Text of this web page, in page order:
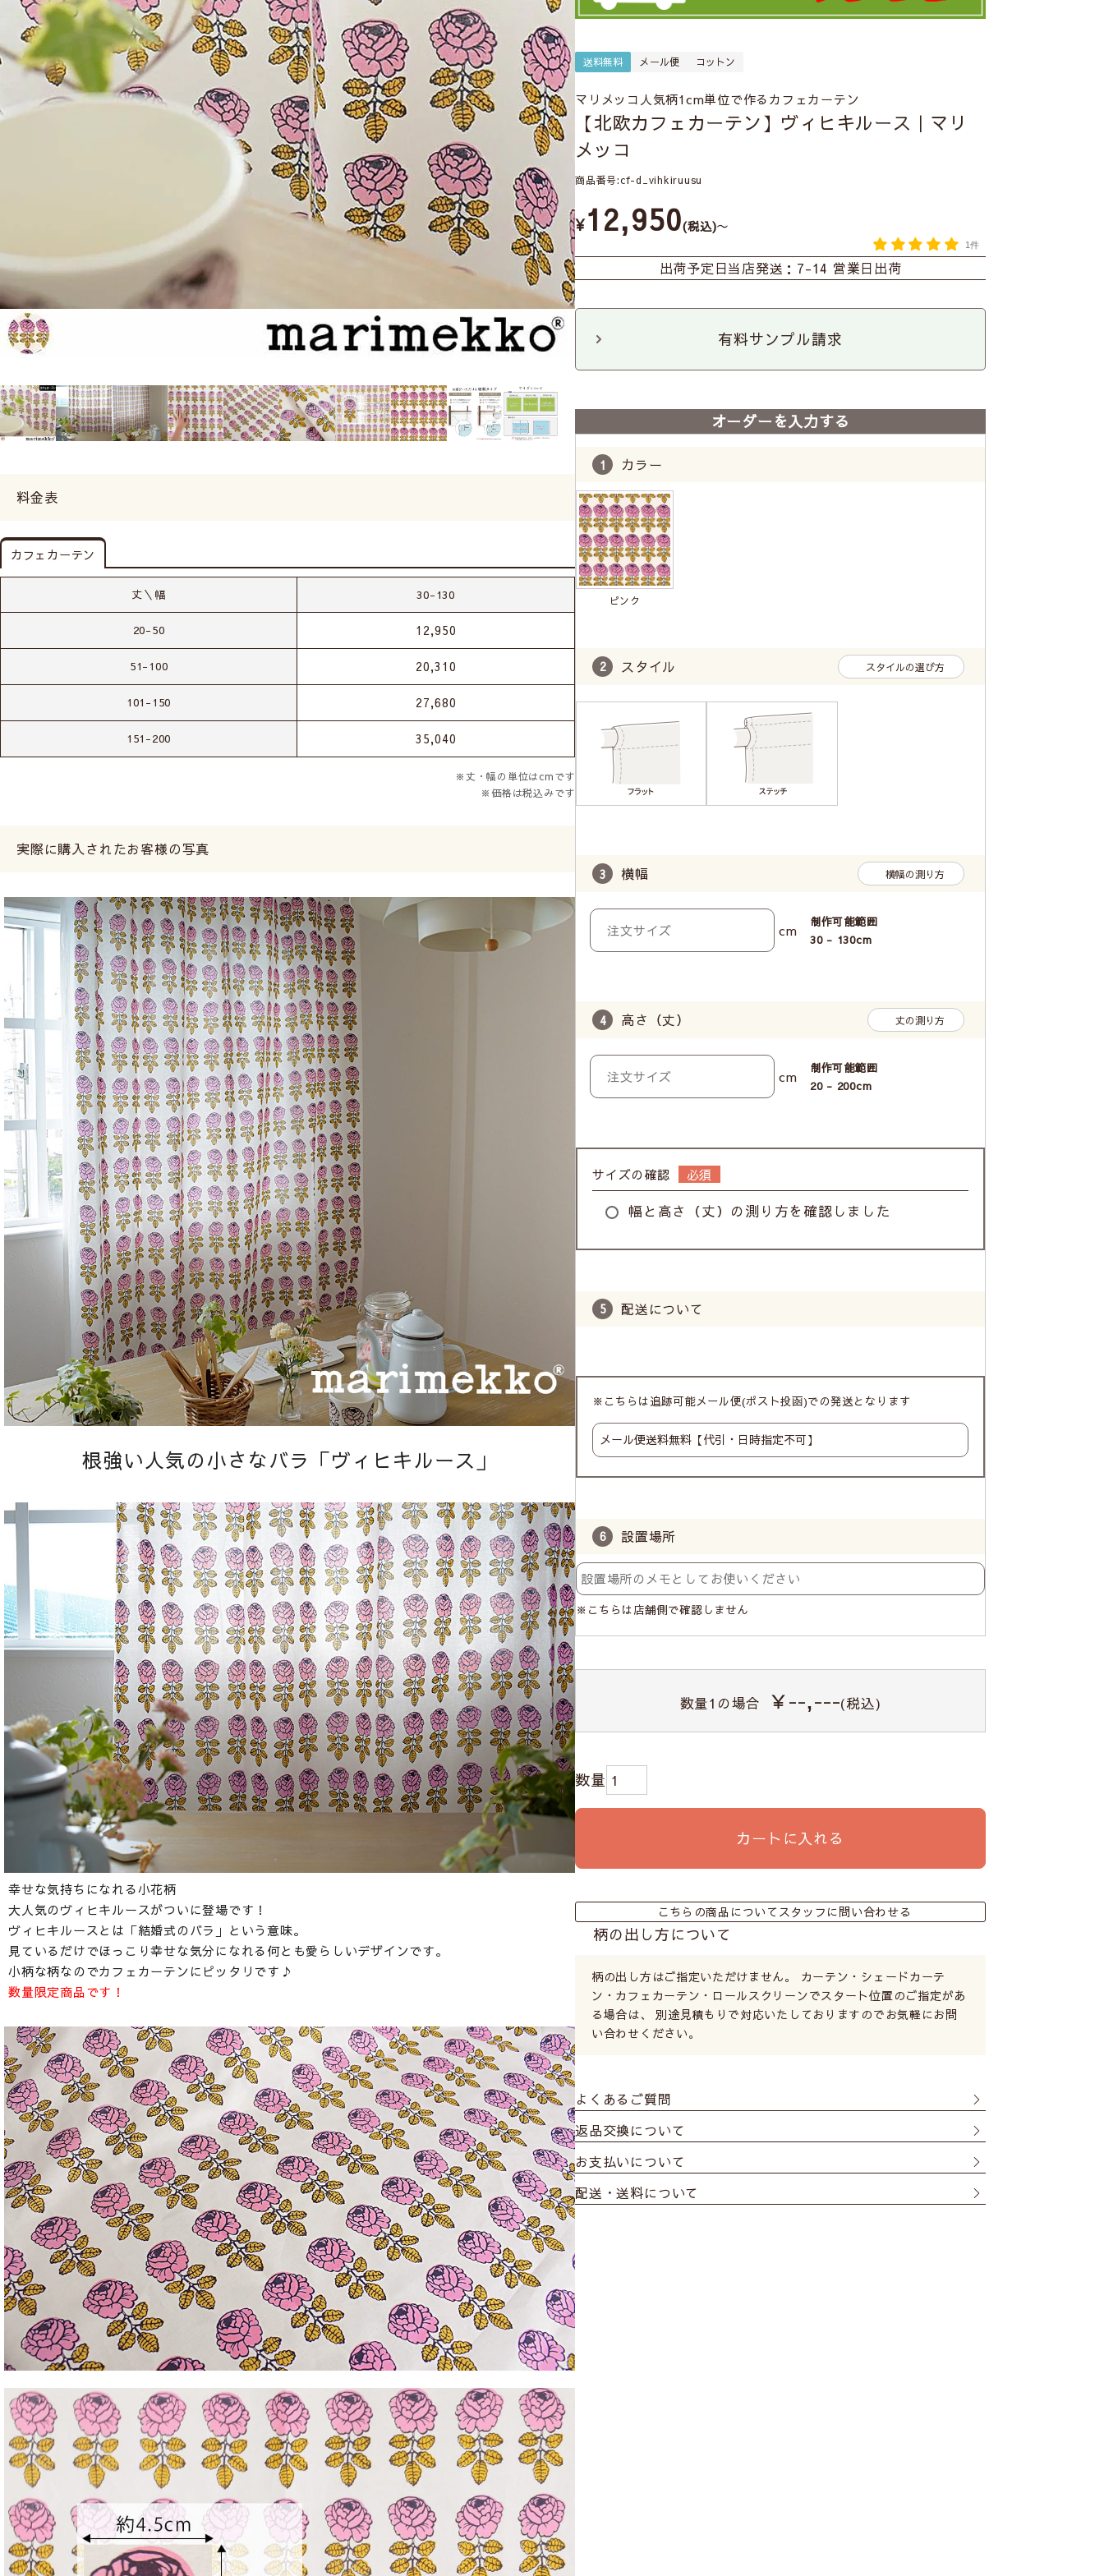
料金表
カフェカーテン
丈＼幅 30-130
20-50 12,950
51-100 20,310
101-150 27,680
151-200 35,040
※丈・幅の単位はcmです
※価格は税込みです
実際に購入されたお客様の写真
根強い人気の小さなバラ「ヴィヒキルース」
幸せな気持ちになれる小花柄
大人気のヴィヒキルースがついに登場です！
ヴィヒキルースとは「結婚式のバラ」という意味。
見ているだけでほっこり幸せな気分になれる何とも愛らしいデザインです。
小柄な柄なのでカフェカーテンにピッタリです♪
数量限定商品です！
送料無料 メール便 コットン
マリメッコ人気柄1cm単位で作るカフェカーテン
【北欧カフェカーテン】ヴィヒキルース｜マリ
メッコ
商品番号 cf-d_vihkiruusu
¥12,950 税込 〜
1件
出荷予定日当店発送：7-14 営業日出荷
有料サンプル請求
オーダーを入力する
カラー
ピンク
スタイル スタイルの選び方
横幅 横幅の測り方
cm
制作可能範囲
30 - 130cm
高さ（丈） 丈の測り方
cm
制作可能範囲
20 - 200cm
サイズの確認
幅と高さ（丈）の測り方を確認しました
配送について
※こちらは追跡可能メール便(ポスト投函)での発送となります
設置場所
※こちらは店舗側で確認しません
数量1 の場合 ￥--,---(税込)
カートに入れる
こちらの商品についてスタッフに問い合わせる
柄の出し方について
柄の出し方はご指定いただけません。 カーテン・シェードカーテ
ン・カフェカーテン・ロールスクリーンでスタート位置のご指定があ
る場合は、 別途見積もりで対応いたしておりますのでお気軽にお問
い合わせください。
よくあるご質問
返品交換について
お支払いについて
配送・送料について